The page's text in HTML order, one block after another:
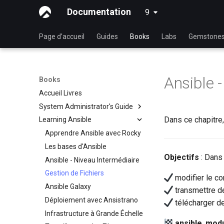
Documentation 9 latest
Page d’accueil Guides Books Labs Gemstones
Books
Accueil Livres
System Administrator's Guide
Apprendre Linux avec Rocky
Introduction à Linux
Commandes Linux
Commandes Avancées Linux
Éditeur de texte VI
La gestion des utilisateurs
File System
Gestion des Processus
Learning Ansible
Apprendre Ansible avec Rocky
Les bases d'Ansible
Ansible - Niveau Intermédiaire
Gestion de Fichiers
Ansible Galaxy
Déploiement avec Ansistrano
Infrastructure à Grande Échelle
Ansible
Dans ce
Objectifs :
modifier le
transmettre
télécharger